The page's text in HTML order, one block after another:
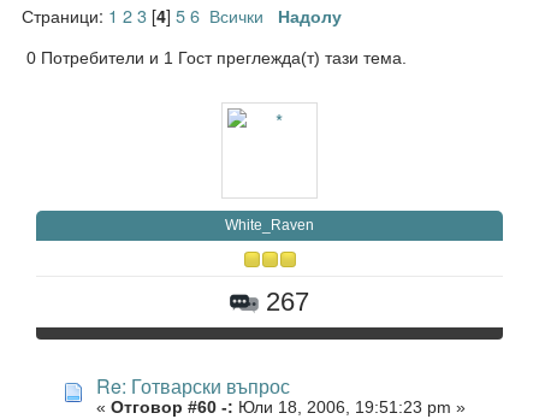
Страници: 1 23[4] 56 Всички Надолу
0 Потребители и 1 Гост преглежда(т) тази тема.
White_Raven
267
Re: Готварски въпрос
« Отговор #60 -: Юли 18, 2006, 19:51:23 pm »